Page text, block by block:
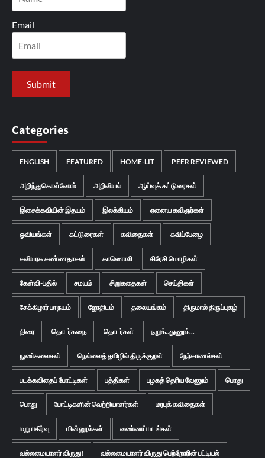
Email
Categories
ENGLISH FEATURED HOME-LIT PEER REVIEWED
அறிந்துகொள்வோம் அறிவியல் ஆய்வுக் கட்டுரைகள்
இசைக்கவியின் இதயம் இலக்கியம் ஏனைய கவிஞர்கள்
ஓவியங்கள் கட்டுரைகள் கவிதைகள் கவிப்பேழை
கவியரசு கண்ணதாசன் காணொலி கிரேசி மொழிகள்
கேள்வி-பதில் சமயம் சிறுகதைகள் செய்திகள்
சேக்கிழார் பா நயம் ஜோதிடம் தலையங்கம் திருமால் திருப்புகழ்
திரை தொடர்கதை தொடர்கள் நறுக்..துணுக்...
நுண்கலைகள் நெல்லைத் தமிழில் திருக்குறள் நேர்காணல்கள்
படக்கவிதைப் போட்டிகள் பத்திகள் பழகத் தெரிய வேணும் பொது
பொது போட்டிகளின் வெற்றியாளர்கள் மரபுக் கவிதைகள்
மறு பகிர்வு மின்னூல்கள் வண்ணப் படங்கள்
வல்லமையாளர் விருது! வல்லமையாளர் விருது பெற்றோரின் பட்டியல்